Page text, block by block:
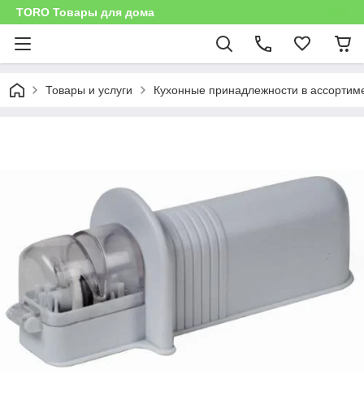
TORO Товары для дома
Товары и услуги Кухонные принадлежности в